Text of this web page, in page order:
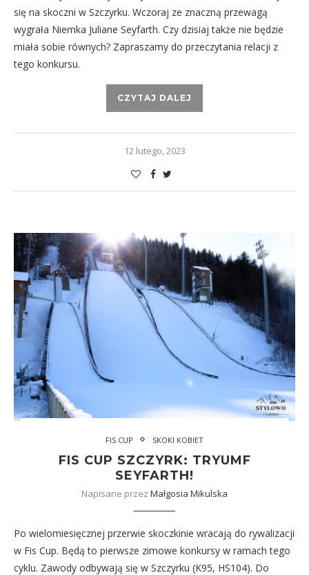
się na skoczni w Szczyrku. Wczoraj ze znaczną przewagą
wygrała Niemka Juliane Seyfarth. Czy dzisiaj także nie będzie
miała sobie równych? Zapraszamy do przeczytania relacji z
tego konkursu.
CZYTAJ DALEJ
12 lutego, 2023
FIS CUP SKOKI KOBIET
FIS CUP SZCZYRK: TRYUMF
SEYFARTH!
Napisane przez Małgosia Mikulska
Po wielomiesięcznej przerwie skoczkinie wracają do rywalizacji
w Fis Cup. Będą to pierwsze zimowe konkursy w ramach tego
cyklu. Zawody odbywają się w Szczyrku (K95, HS104). Do